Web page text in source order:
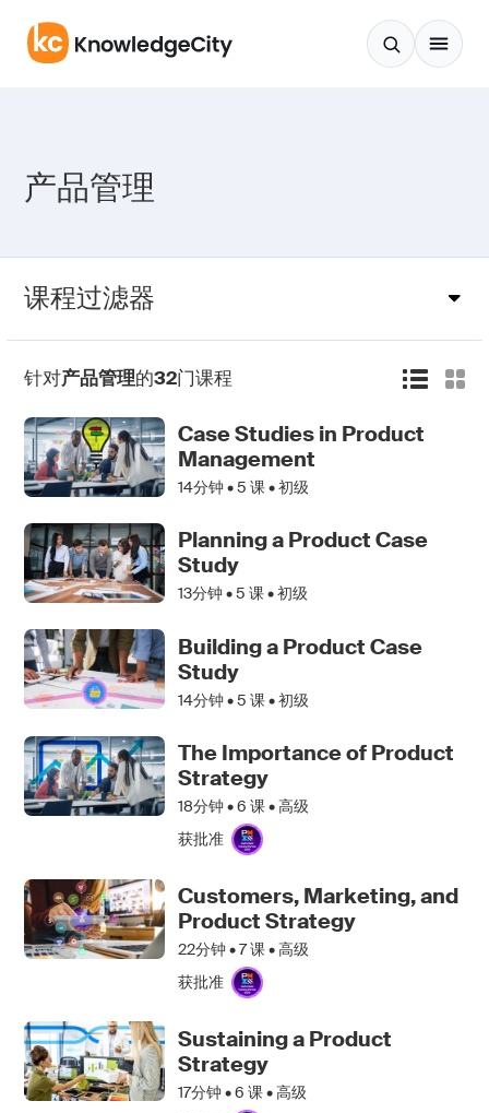
产品管理
课程过滤器
针对产品管理的32门课程
Case Studies in Product
Management
14分钟 •5 课 • 初级
Planning a Product Case
Study
13分钟 •5 课 • 初级
Building a Product Case
Study
14分钟 •5 课 • 初级
The Importance of Product
Strategy
18分钟 •6 课 • 高级
获批准
Customers, Marketing, and
Product Strategy
22分钟 •7课 • 高级
获批准
Sustaining a Product
Strategy
17分钟 •6 课 • 高级